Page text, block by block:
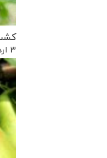
۳ اردیبهشت, ۱۳۹۷